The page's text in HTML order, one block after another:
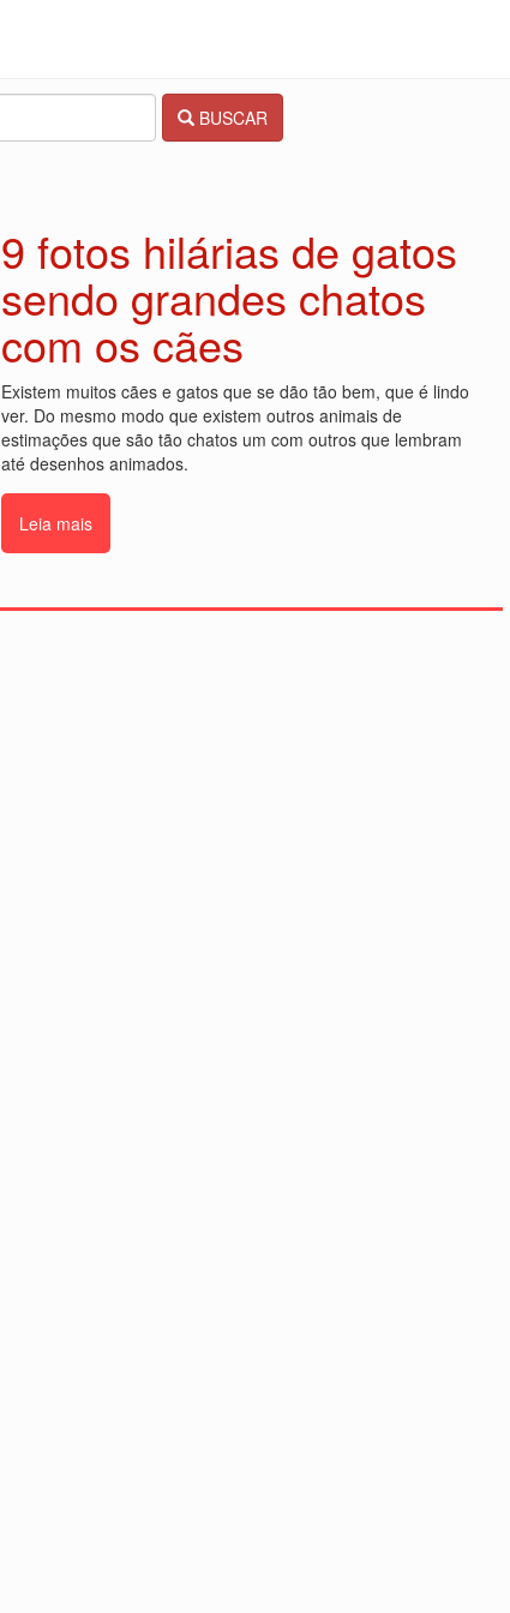
BUSCAR
9 fotos hilárias de gatos
sendo grandes chatos
com os cães
Existem muitos cães e gatos que se dão tão bem, que é lindo
ver. Do mesmo modo que existem outros animais de
estimações que são tão chatos um com outros que lembram
até desenhos animados.
Leia mais